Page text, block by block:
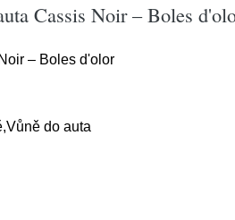
Cassis Noir – Boles
– Boles d'olor
do auta